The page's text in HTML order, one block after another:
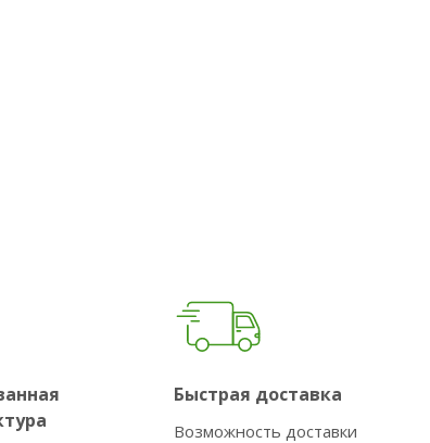
Быстрая доставка
Возможность доставки